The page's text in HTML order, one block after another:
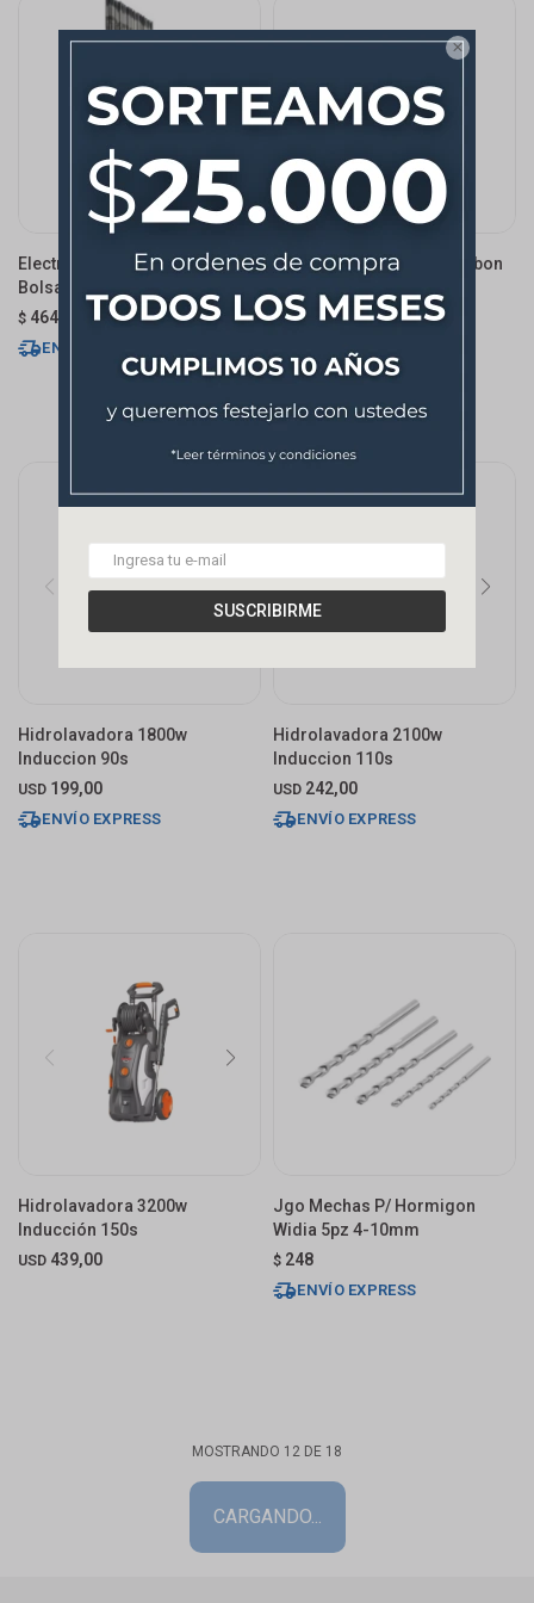

SUSCRIBIRME
Electrodos 6013 3.25mm -
Bolsa 2kg
$ 464
ENVÍO EXPRESS
Hidrolavadora 1400w Carbon
USD 90,00
ENVÍO EXPRESS
Hidrolavadora 1800w
Induccion 90s
USD 199,00
ENVÍO EXPRESS
Hidrolavadora 2100w
Induccion 110s
USD 242,00
ENVÍO EXPRESS
Hidrolavadora 3200w
Inducción 150s
USD 439,00
Jgo Mechas P/ Hormigon
Widia 5pz 4-10mm
$ 248
ENVÍO EXPRESS
MOSTRANDO 12 DE 18